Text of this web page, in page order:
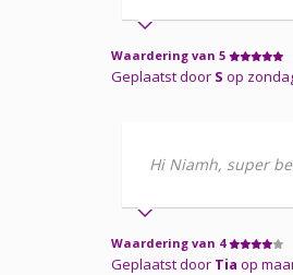
Waardering van 5
Geplaatst door S op
Hi Niamh, super
Waardering van 4
Geplaatst door Tia op